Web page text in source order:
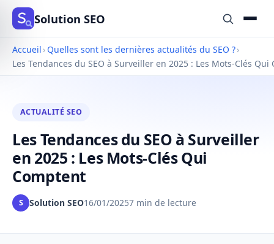
Solution SEO
Accueil › Quelles sont les dernières actualités du SEO ?›
Les Tendances du SEO à Surveiller en 2025 : Les Mots-Clés Qui
ACTUALITÉ SEO
Les Tendances du SEO à Surveiller
en 2025 : Les Mots-Clés Qui
Comptent
S Solution SEO16/01/20257 min de lecture